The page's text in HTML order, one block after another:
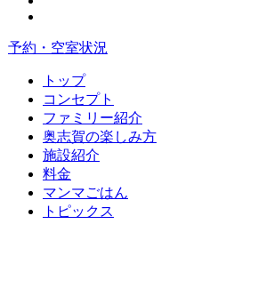
予約・空室状況
トップ
コンセプト
ファミリー紹介
奥志賀の楽しみ方
施設紹介
料金
マンマごはん
トピックス